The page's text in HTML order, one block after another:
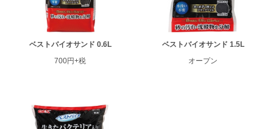
ENGLISH 中文
ベストバイオサンド 0.6L
700円+税
ベストバイオサンド 1.5L
オープン